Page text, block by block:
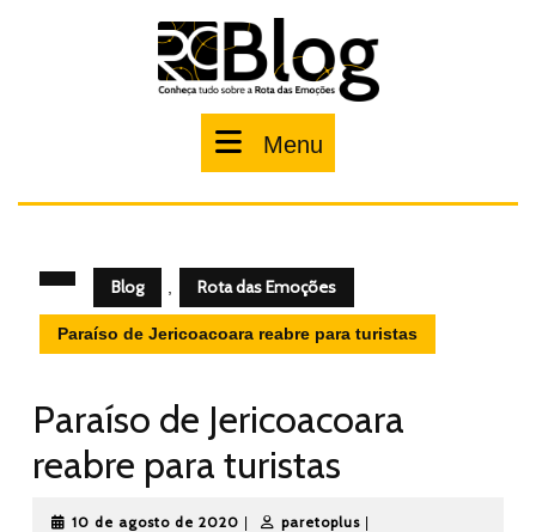
Menu
Blog Rota das Emoções
Paraíso de Jericoacoara reabre para turistas
Paraíso de Jericoacoara
reabre para turistas
10 de agosto de 2020 10
paretoplus paretoplus